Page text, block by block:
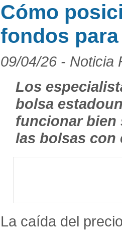
Cómo
fondos
09/04/26 - Noticia
Los
bolsa
funcionar bien
las bolsas con
La caída del